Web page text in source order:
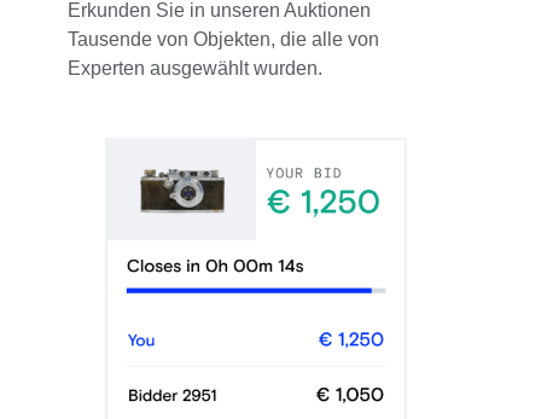
Erkunden Sie in unseren Auktionen
Tausende von Objekten, die alle von
Experten ausgewählt wurden.